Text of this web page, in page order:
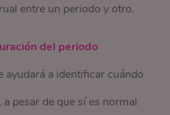
entre un periodo y otro.
del periodo
ayudará a identificar cuándo
pesar de que sí es normal